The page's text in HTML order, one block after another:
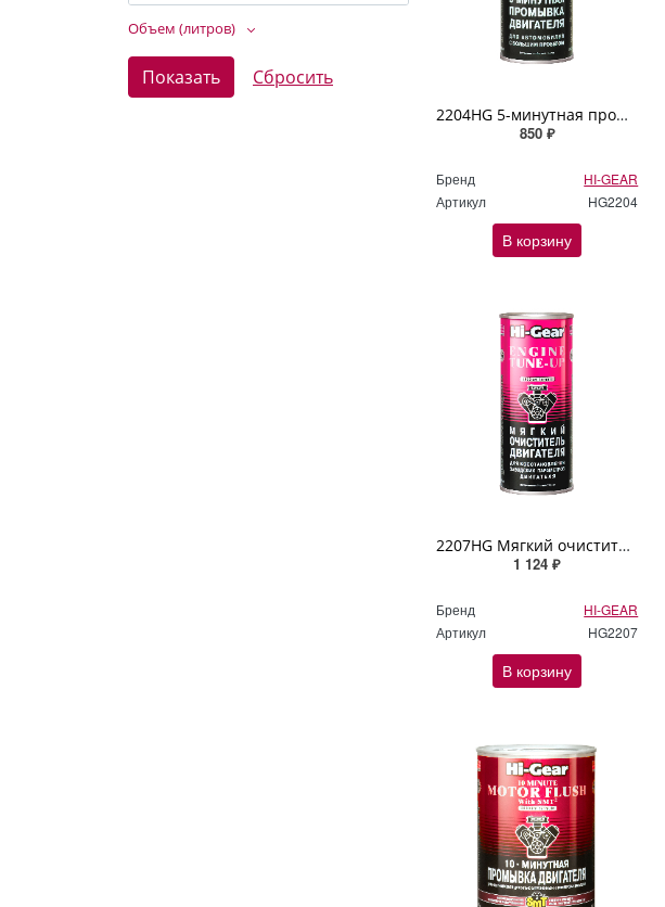
Объем (литров)
2204HG 5-минутная промывка двигателя автомобилей с большим пробегом Hi Gear 444мл
850 ₽
Бренд
HI-GEAR
Артикул
HG2204
В корзину
2207HG Мягкий очиститель двигателя Hi Gear 444мл
1 124 ₽
Бренд
HI-GEAR
Артикул
HG2207
В корзину